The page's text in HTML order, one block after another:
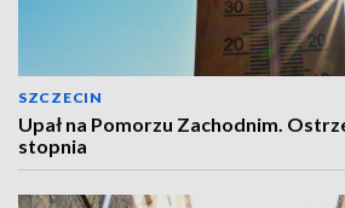
SZCZECIN
Upał na Pomorzu Zachodnim.
stopnia